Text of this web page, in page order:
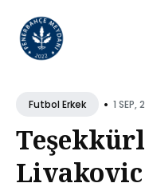
Blog
Futbol Erkek • 1 SEP,
Livakovic